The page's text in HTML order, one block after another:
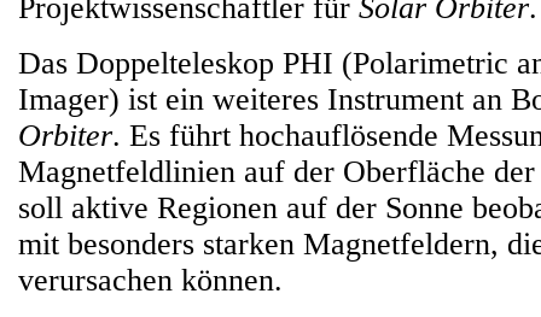
Projektwissenschaftler für Solar Orbiter.
Das Doppelteleskop PHI (Polarimetric
Imager) ist ein weiteres Instrument an
Orbiter. Es führt hochauflösende
Magnetfeldlinien auf der Oberfläche der
soll aktive Regionen auf der Sonne
mit besonders starken Magnetfeldern,
verursachen können.